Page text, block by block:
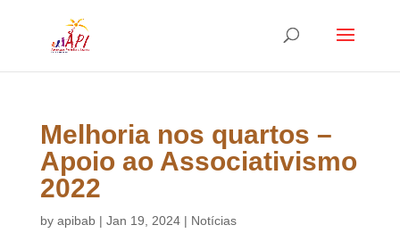
Melhoria nos quartos –
Apoio ao Associativismo
2022
by apibab| Jan 19, 2024| Notícias